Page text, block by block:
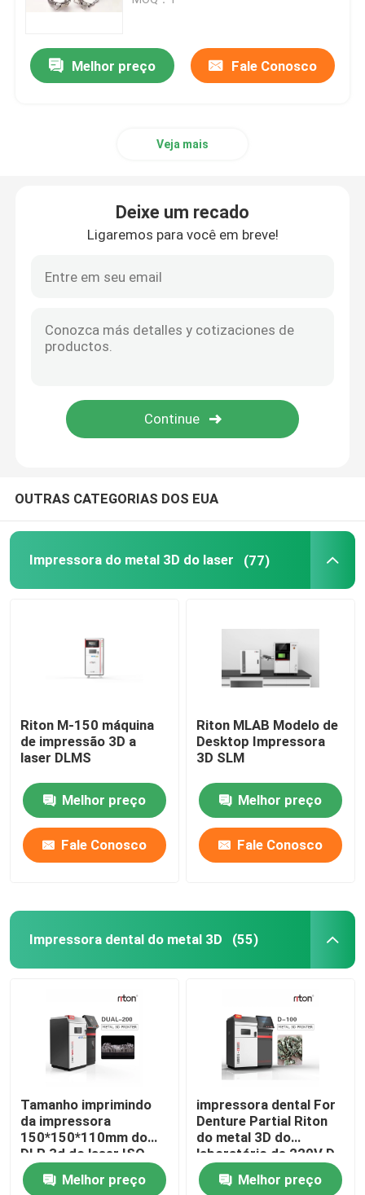
Impressora do LCD 3D
Impressora 3D médica
Impressora da joia 3D
Impressora da resina de SLA 3D
Máquina da aglomeração do laser
impressora do titânio 3d
Máquina de dobra de fios DMIS-V1
Máquina de dobra de fios DMIS-V1
Máquina de dobra de fios DMIS-V1
Melhor preço Fale Conosco
Veja mais
Deixe um recado
Ligaremos para você em breve!
OUTRAS CATEGORIAS DOS EUA
Impressora do metal 3D do laser (77)
Riton M-150 máquina
de impressão 3D a
laser DLMS
Melhor preço
Fale Conosco
Riton MLAB Modelo de
Desktop Impressora
3D SLM
Melhor preço
Fale Conosco
Impressora dental do metal 3D (55)
Tamanho imprimindo
da impressora
150*150*110mm do
DLP 3d do laser ISO-
13485 para modelos
do implante dental
Melhor preço
impressora dental For
Denture Partial Riton
do metal 3D do
laboratório de 220V D-
100
Melhor preço